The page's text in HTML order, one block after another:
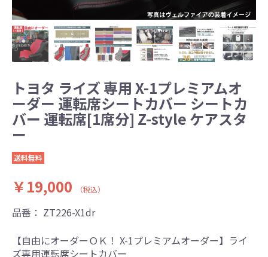
トヨタ ライズ 専用 X-1プレミアムオ
ーダー 運転席シートカバー シートカ
バー 運転席[1席分] Z-style ケアスタ
ー
送料無料
￥19,000 （税込）
品番： ZT226-X1dr
【自由にオーダーＯＫ！ X-1プレミアムオーダー】ライ
ズ専用運転席シートカバー